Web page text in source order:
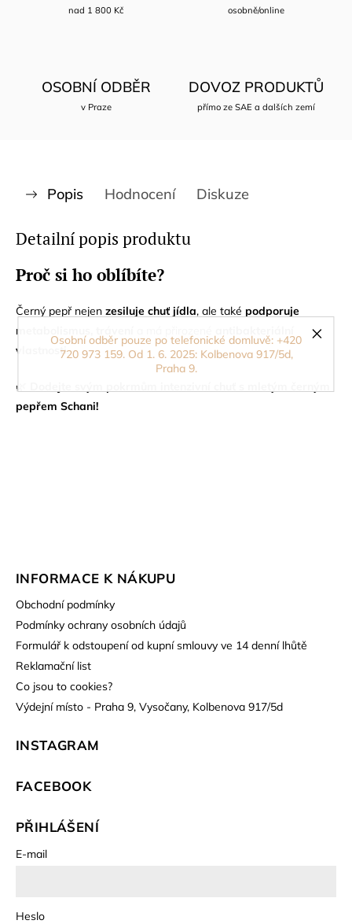
Osobní odběr pouze po telefonické domluvě: +420
720 973 159. Od 1. 6. 2025: Kolbenova 917/5d,
Praha 9.
nad 1 800 Kč osobně/online
OSOBNÍ ODBĚR
v Praze
DOVOZ PRODUKTŮ
přímo ze SAE a dalších zemí
Popis Hodnocení Diskuze
Detailní popis produktu
Proč si ho oblíbíte?
Černý pepř nejen zesiluje chuť jídla, ale také podporuje
metabolismus, trávení
vlastnosti.
🌿
pepřem Schani!
INFORMACE K NÁKUPU
Obchodní podmínky
Podmínky ochrany osobních údajů
Formulář k odstoupení od kupní smlouvy ve 14 denní lhůtě
Reklamační list
Co jsou to cookies?
Výdejní místo - Praha 9, Vysočany, Kolbenova 917/5d
INSTAGRAM
FACEBOOK
PŘIHLÁŠENÍ
E-mail
Heslo